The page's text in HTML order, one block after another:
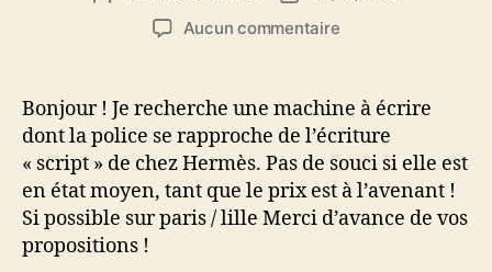
l’article
de
Aucun commentairesur
écrire
cursive
Bonjour ! Je recherche une machine à écrire
dont la police se rapproche de l’écriture
« script » de chez Hermès. Pas de souci si elle est
en état moyen, tant que le prix est à l’avenant !
Si possible sur paris / lille Merci d’avance de vos
propositions !